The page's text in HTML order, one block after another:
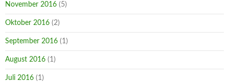
November 2016 (5)
Oktober 2016 (2)
September 2016 (1)
August 2016 (1)
Juli 2016 (1)